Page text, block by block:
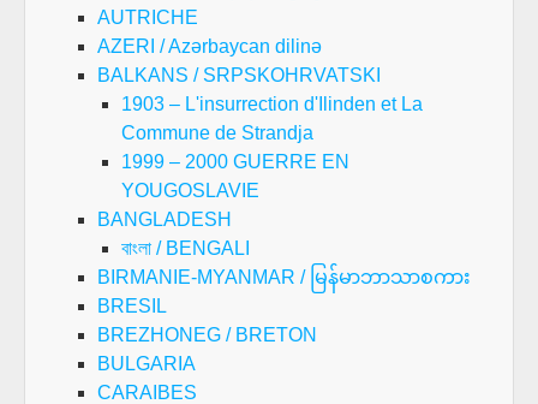
AUTRICHE
AZERI / Azərbaycan dilinə
BALKANS / SRPSKOHRVATSKI
1903 – L'insurrection d'Ilinden et La
Commune de Strandja
1999 – 2000 GUERRE EN
YOUGOSLAVIE
BANGLADESH
বাংলা / BENGALI
BIRMANIE-MYANMAR / မြန်မာဘာသာစကား
BRESIL
BREZHONEG / BRETON
BULGARIA
CARAIBES